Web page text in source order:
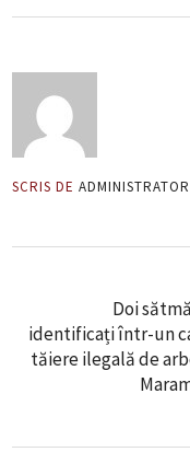
SCRIS DE
Doi
identificați într-un
tăiere ilegală de